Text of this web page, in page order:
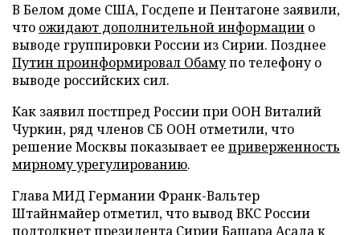
В Белом доме США, Госдепе и Пентагоне заявили,
что ожидают дополнительной информации о
выводе группировки России из Сирии. Позднее
Путин проинформировал Обамупо телефону о
выводе российских сил.
Как заявил постпред России при ООН Виталий
Чуркин, ряд членов СБ ООН отметили, что
решение Москвы показывает ее приверженность
мирному урегулированию.
Глава МИД Германии Франк-Вальтер
Штайнмайер отметил, что вывод ВКС России
подтолкнет президента Сирии Башара Асада к